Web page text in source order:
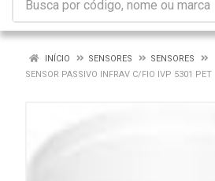
INÍCIO SENSORES
SENSORES
SENSOR PASSIVO INFRAV C/FIO IVP 5301 PET